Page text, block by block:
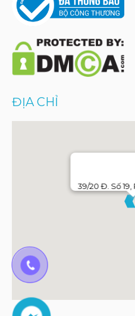
ĐỊA CHỈ
39/20 Đ. Số 19,